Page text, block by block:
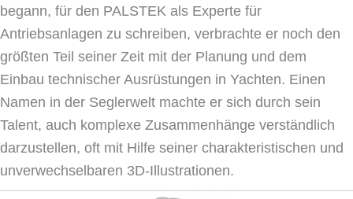
begann, für den PALSTEK als Experte für
Antriebsanlagen zu schreiben, verbrachte er noch den
größten Teil seiner Zeit mit der Planung und dem
Einbau technischer Ausrüstungen in Yachten. Einen
Namen in der Seglerwelt machte er sich durch sein
Talent, auch komplexe Zusammenhänge verständlich
darzustellen, oft mit Hilfe seiner charakteristischen und
unverwechselbaren 3D-Illustrationen.